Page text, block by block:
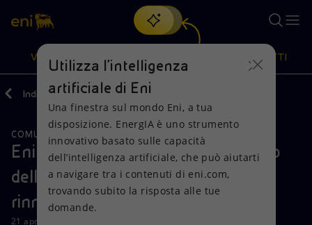
Cerca
scopri EnergIA, la nostra nuova soluzione di intelligenza
artificiale.
VISIONE
Visione
Mission e valori
Persone e Partnership
Azioni
Diversificazione energetica
Tecnologie per la transizione
PRODOTTI
Prodotti
Casa
Imprese
Indietro Media Comunicati Stampa
COMUNICAZIONI CDA
Eni: depositate le liste del Ministero
dell’economia e delle finanze per il
rinnovo degli organi sociali
21 aprile 2020 - 12:55 CEST
Utilizza l'intelligenza
artificiale di Eni
Una finestra sul mondo Eni, a tua
disposizione. EnergIA è uno strumento
innovativo basato sulle capacità
dell’intelligenza artificiale, che può aiutarti
a navigare tra i contenuti di eni.com,
trovando subito la risposta alle tue
domande.